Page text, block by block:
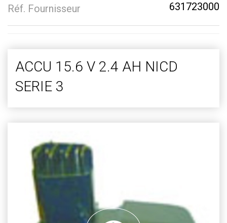
Réf. Fournisseur 631723000
ACCU 15.6 V 2.4 AH NICD
SERIE 3